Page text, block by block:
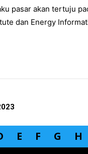
pasar akan tertuju
dan Energy
E F G H